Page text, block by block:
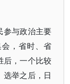
参与政治主要
，省时、省
后，一个比较
选举之后，日